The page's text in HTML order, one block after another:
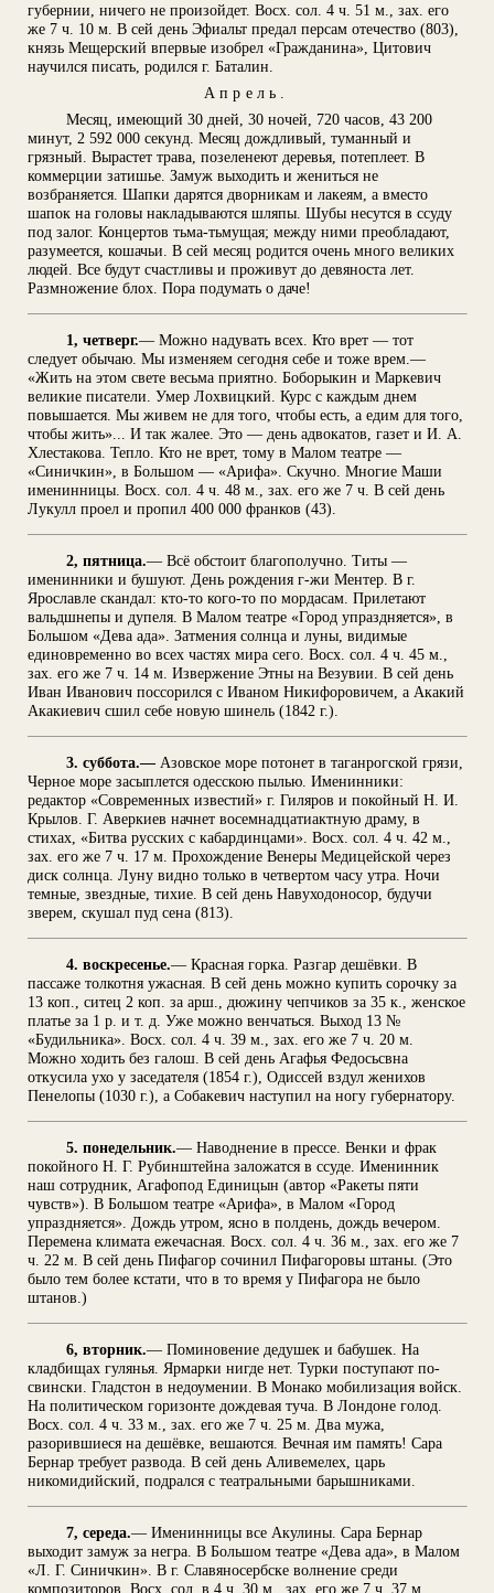
губернии, ничего не произойдет. Восх. сол. 4 ч. 51 м., зах. его
же 7 ч. 10 м. В сей день Эфиальт предал персам отечество (803),
князь Мещерский впервые изобрел «Гражданина», Цитович
научился писать, родился г. Баталин.
Апрель.
Месяц, имеющий 30 дней, 30 ночей, 720 часов, 43 200
минут, 2 592 000 секунд. Месяц дождливый, туманный и
грязный. Вырастет трава, позеленеют деревья, потеплеет. В
коммерции затишье. Замуж выходить и жениться не
возбраняется. Шапки дарятся дворникам и лакеям, а вместо
шапок на головы накладываются шляпы. Шубы несутся в ссуду
под залог. Концертов тьма-тьмущая; между ними преобладают,
разумеется, кошачьи. В сей месяц родится очень много великих
людей. Все будут счастливы и проживут до девяноста лет.
Размножение блох. Пора подумать о даче!
1, четверг.— Можно надувать всех. Кто врет — тот
следует обычаю. Мы изменяем сегодня себе и тоже врем.—
«Жить на этом свете весьма приятно. Боборыкин и Маркевич
великие писатели. Умер Лохвицкий. Курс с каждым днем
повышается. Мы живем не для того, чтобы есть, а едим для того,
чтобы жить»... И так жалее. Это — день адвокатов, газет и И. А.
Хлестакова. Тепло. Кто не врет, тому в Малом театре —
«Синичкин», в Большом — «Арифа». Скучно. Многие Маши
именинницы. Восх. сол. 4 ч. 48 м., зах. его же 7 ч. В сей день
Лукулл проел и пропил 400 000 франков (43).
2, пятница.— Всё обстоит благополучно. Титы —
именинники и бушуют. День рождения г-жи Ментер. В г.
Ярославле скандал: кто-то кого-то по мордасам. Прилетают
вальдшнепы и дупеля. В Малом театре «Город упраздняется», в
Большом «Дева ада». Затмения солнца и луны, видимые
единовременно во всех частях мира сего. Восх. сол. 4 ч. 45 м.,
зах. его же 7 ч. 14 м. Извержение Этны на Везувии. В сей день
Иван Иванович поссорился с Иваном Никифоровичем, а Акакий
Акакиевич сшил себе новую шинель (1842 г.).
3. суббота.— Азовское море потонет в таганрогской грязи,
Черное море засыплется одесскою пылью. Именинники:
редактор «Современных известий» г. Гиляров и покойный Н. И.
Крылов. Г. Аверкиев начнет восемнадцатиактную драму, в
стихах, «Битва русских с кабардинцами». Восх. сол. 4 ч. 42 м.,
зах. его же 7 ч. 17 м. Прохождение Венеры Медицейской через
диск солнца. Луну видно только в четвертом часу утра. Ночи
темные, звездные, тихие. В сей день Навуходоносор, будучи
зверем, скушал пуд сена (813).
4. воскресенье.— Красная горка. Разгар дешёвки. В
пассаже толкотня ужасная. В сей день можно купить сорочку за
13 коп., ситец 2 коп. за арш., дюжину чепчиков за 35 к., женское
платье за 1 р. и т. д. Уже можно венчаться. Выход 13 №
«Будильника». Восх. сол. 4 ч. 39 м., зах. его же 7 ч. 20 м.
Можно ходить без галош. В сей день Агафья Федосьсвна
откусила ухо у заседателя (1854 г.), Одиссей вздул женихов
Пенелопы (1030 г.), а Собакевич наступил на ногу губернатору.
5. понедельник.— Наводнение в прессе. Венки и фрак
покойного Н. Г. Рубинштейна заложатся в ссуде. Именинник
наш сотрудник, Агафопод Единицын (автор «Ракеты пяти
чувств»). В Большом театре «Арифа», в Малом «Город
упраздняется». Дождь утром, ясно в полдень, дождь вечером.
Перемена климата ежечасная. Восх. сол. 4 ч. 36 м., зах. его же 7
ч. 22 м. В сей день Пифагор сочинил Пифагоровы штаны. (Это
было тем более кстати, что в то время у Пифагора не было
штанов.)
6, вторник.— Поминовение дедушек и бабушек. На
кладбищах гулянья. Ярмарки нигде нет. Турки поступают по-
свински. Гладстон в недоумении. В Монако мобилизация войск.
На политическом горизонте дождевая туча. В Лондоне голод.
Восх. сол. 4 ч. 33 м., зах. его же 7 ч. 25 м. Два мужа,
разорившиеся на дешёвке, вешаются. Вечная им память! Сара
Бернар требует развода. В сей день Аливемелех, царь
никомидийский, подрался с театральными барышниками.
7, середа.— Именинницы все Акулины. Сара Бернар
выходит замуж за негра. В Большом театре «Дева ада», в Малом
«Л. Г. Синичкин». В г. Славяносербске волнение среди
композиторов. Восх. сол. в 4 ч. 30 м., зах. его же 7 ч. 37 м.